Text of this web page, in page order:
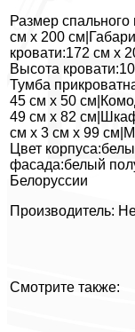
Размер спального
см х 200
кровати:172 см х
Высота
Тумба
45 см х 50
49 см х 82
см х 3 см х 99
Цвет
фасада:белый
Белоруссии
Производитель:
Смотрите также: